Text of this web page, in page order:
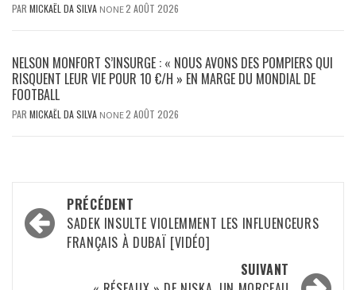
PAR MICKAËL DA SILVA NONE2 AOÛT 2026
NELSON MONFORT S’INSURGE : « NOUS AVONS DES POMPIERS QUI
RISQUENT LEUR VIE POUR 10 €/H » EN MARGE DU MONDIAL DE
FOOTBALL
PAR MICKAËL DA SILVA NONE2 AOÛT 2026
Navigation
d’article
PRÉCÉDENT
SADEK INSULTE VIOLEMMENT LES INFLUENCEURS
FRANÇAIS À DUBAÏ [VIDÉO]
SUIVANT